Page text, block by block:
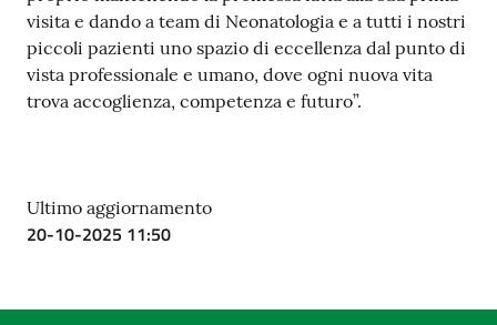
visita e dando a team di Neonatologia e a tutti i nostri
piccoli pazienti uno spazio di eccellenza dal punto di
vista professionale e umano, dove ogni nuova vita
trova accoglienza, competenza e futuro”.
Ultimo aggiornamento
20-10-2025 11:50